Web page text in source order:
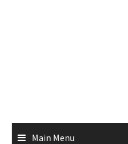
Main Menu